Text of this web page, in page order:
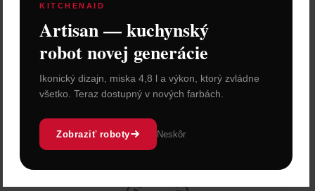
KITCHENAID
Artisan — kuchynský
robot novej generácie
Ikonický dizajn, miska 4,8 l a výkon, ktorý zvládne
všetko. Teraz dostupný v nových farbách.
Zobraziť roboty Neskôr